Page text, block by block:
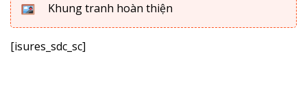
Khung tranh hoàn thiện
[isures_sdc_sc]